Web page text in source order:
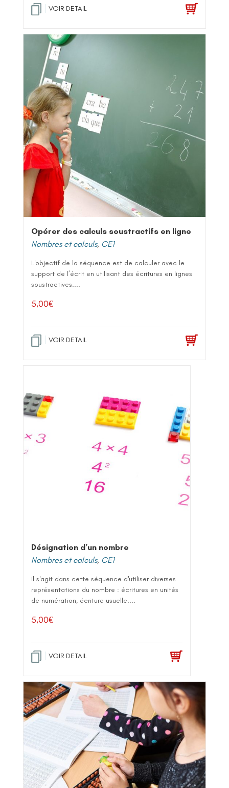
VOIR DETAIL
Opérer des calculs soustractifs en ligne
Nombres et calculs, CE1
L'objectif de la séquence est de calculer avec le
support de l’écrit en utilisant des écritures en lignes
soustractives....
5,00€
VOIR DETAIL
Désignation d’un nombre
Nombres et calculs, CE1
Il s'agit dans cette séquence d'utiliser diverses
représentations du nombre : écritures en unités
de numération, écriture usuelle....
5,00€
VOIR DETAIL